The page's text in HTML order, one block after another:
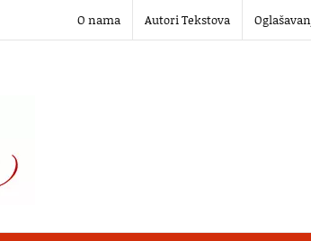
O nama Autori Tekstova